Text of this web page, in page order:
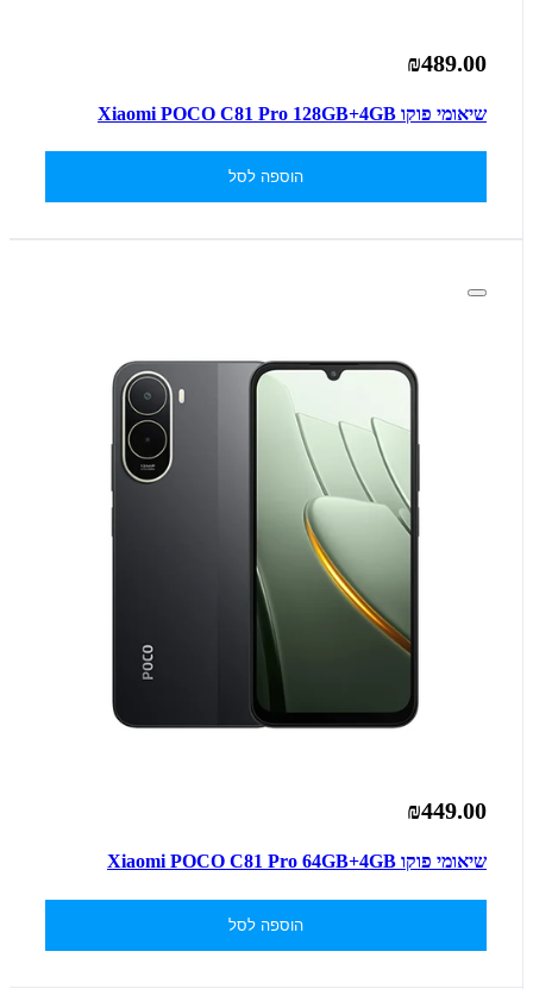
₪489.00
שיאומי פוקו Xiaomi POCO C81 Pro 128GB+4GB
הוספה לסל
₪449.00
שיאומי פוקו Xiaomi POCO C81 Pro 64GB+4GB
הוספה לסל